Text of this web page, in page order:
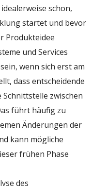
schon,
startet und bevor
Produkteidee
und Services
wenn sich erst am
dass entscheidende
zwischen
führt häufig zu
Änderungen der
kann mögliche
frühen Phase
des